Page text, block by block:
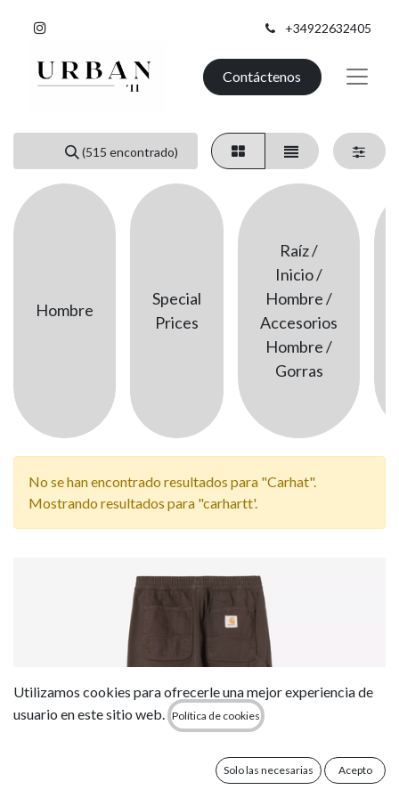
+34922632405
Contáctenos
(515 encontrado)
Hombre
Special
Prices
Raíz /
Inicio /
Hombre /
Accesorios
Hombre /
Gorras
No se han encontrado resultados para "Carhat".
Mostrando resultados para "carhartt'.
Utilizamos cookies para ofrecerle una mejor experiencia de
usuario en este sitio web.
Política de cookies
Solo las necesarias Acepto